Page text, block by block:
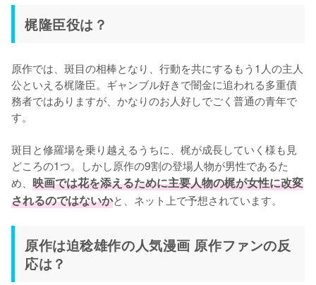
梶隆臣役は？
原作では、斑目の相棒となり、行動を共にするもう1人の主人
公といえる梶隆臣。ギャンブル好きで闇金に追われる多重債
務者ではありますが、かなりのお人好しでごく普通の青年で
す。
斑目と修羅場を乗り越えるうちに、梶が成長していく様も見
どころの1つ。しかし原作の9割の登場人物が男性であるた
め、 映画では花を添えるために主要人物の梶が女性に改変
されるのではないかと、ネット上で予想されています。
原作は迫稔雄作の人気漫画 原作ファンの反
応は？